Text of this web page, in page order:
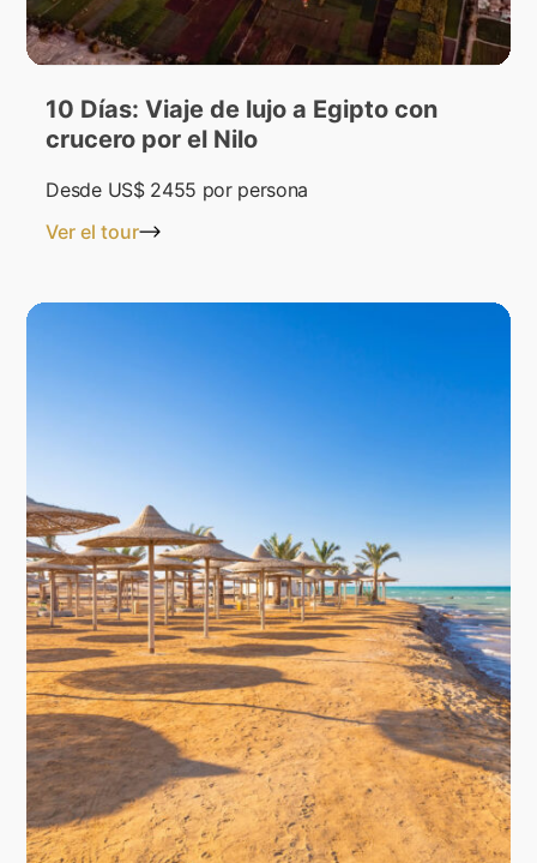
10 Días: Viaje de lujo a Egipto con
crucero por el Nilo
Desde US$ 2455 por persona
Ver el tour